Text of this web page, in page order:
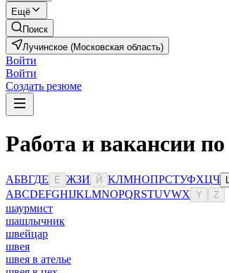
Ещё
Поиск
Лучинское (Московская область)
Войти
Войти
Создать резюме
Работа и вакансии
АБВГДЕ Ё ЖЗИ Й КЛМНОПРСТУФХЦЧ
ABCDEFGHIJKLMNOPQRSTUVWX Y Z
шаурмист
шашлычник
швейцар
швея
швея в ателье